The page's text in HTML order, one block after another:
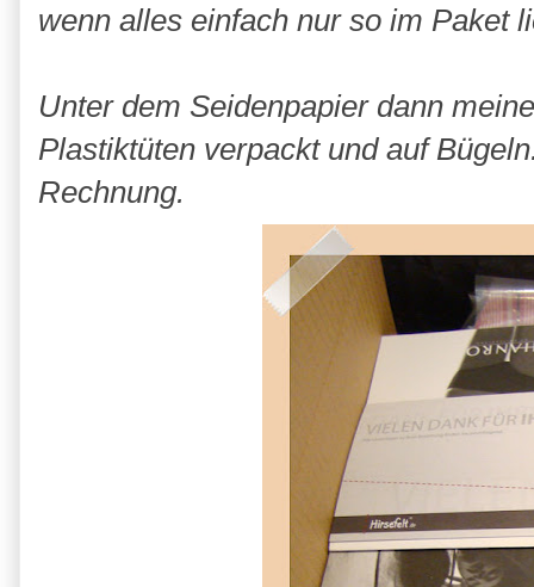
wenn alles einfach nur so im Paket
Unter dem Seidenpapier dann
Plastiktüten verpackt und auf
Rechnung.